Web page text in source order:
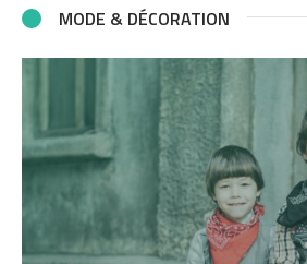
MODE & DÉCORATION